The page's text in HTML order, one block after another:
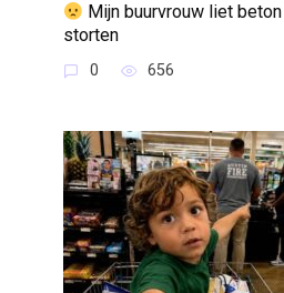
Mijn buurvrouw liet
storten
0 656